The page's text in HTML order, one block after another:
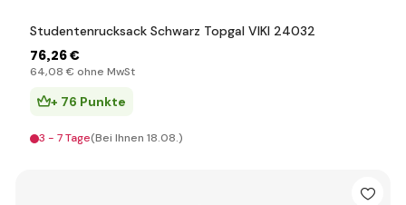
Studentenrucksack Schwarz Topgal VIKI 24032
76,26 €
64,08 € ohne MwSt
+ 76 Punkte
3 - 7 Tage(Bei Ihnen 18.08.)